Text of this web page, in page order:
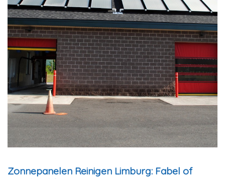
Zonnepanelen Reinigen Limburg: Fabel of